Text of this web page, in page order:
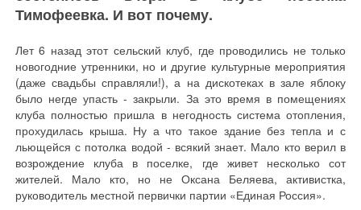
Тимофеевка. И вот почему.
Лет 6 назад этот сельский клуб, где проводились не только
новогодние утренники, но и другие культурные мероприятия
(даже свадьбы справляли!), а на дискотеках в зале яблоку
было негде упасть - закрыли. За это время в помещениях
клуба полностью пришла в негодность система отопления,
прохудилась крыша. Ну а что такое здание без тепла и с
льющейся с потолка водой - всякий знает. Мало кто верил в
возрождение клуба в поселке, где живет несколько сот
жителей. Мало кто, но не Оксана Беляева, активистка,
руководитель местной первички партии «Единая Россия».